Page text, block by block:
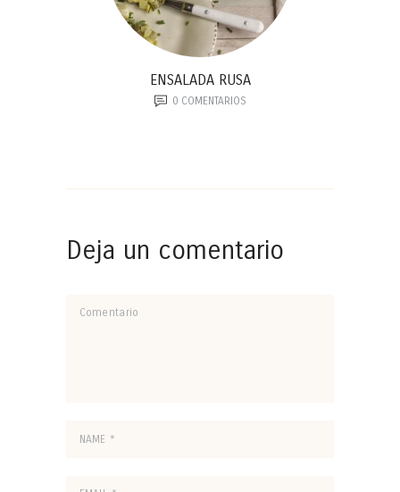
ENSALADA RUSA
0COMENTARIOS
Deja un comentario